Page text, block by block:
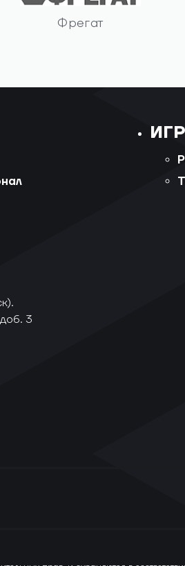
Фрегат
3